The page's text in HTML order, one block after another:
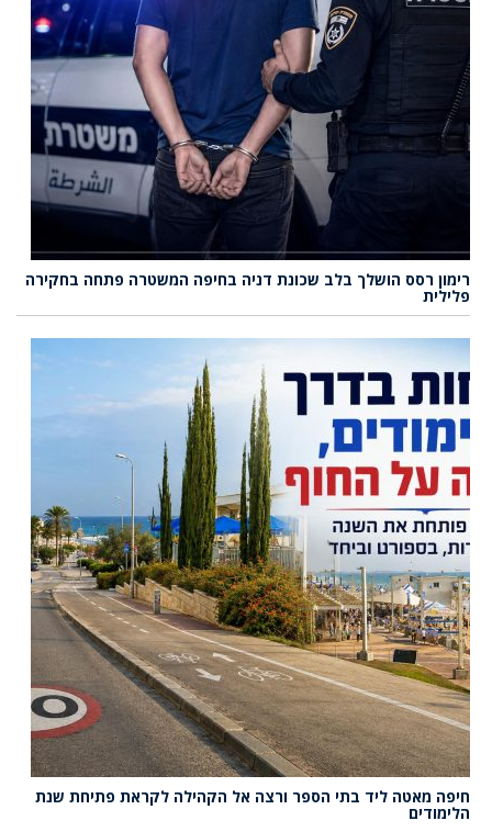
רימון רסס הושלך בלב שכונת דניה בחיפה המשטרה פתחה בחקירה
פלילית
חיפה מאטה ליד בתי הספר ורצה אל הקהילה לקראת פתיחת שנת
הלימודים